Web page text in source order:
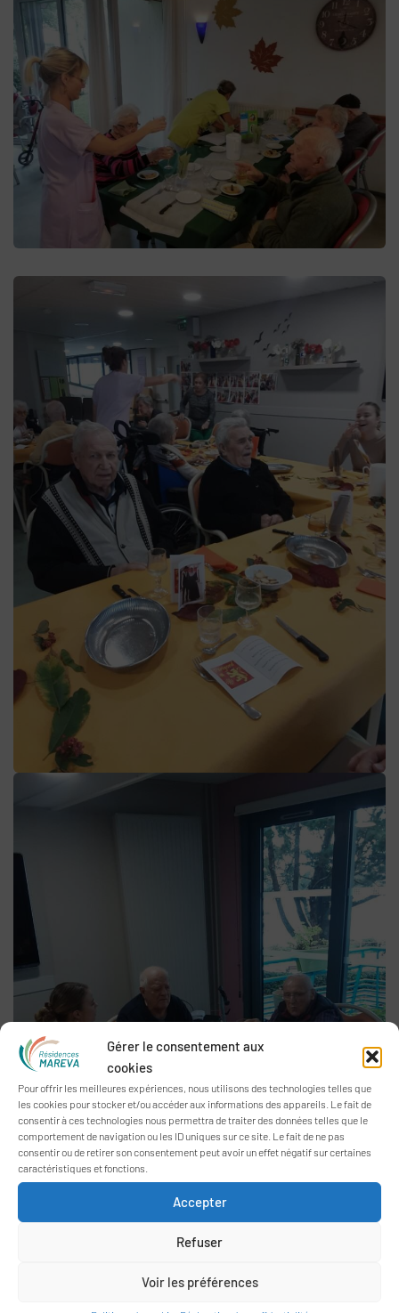
Gérer le consentement aux
cookies
Pour offrir les meilleures expériences, nous utilisons des technologies telles que
les cookies pour stocker et/ou accéder aux informations des appareils. Le fait de
consentir à ces technologies nous permettra de traiter des données telles que le
comportement de navigation ou les ID uniques sur ce site. Le fait de ne pas
consentir ou de retirer son consentement peut avoir un effet négatif sur certaines
caractéristiques et fonctions.
Accepter
Refuser
Voir les préférences